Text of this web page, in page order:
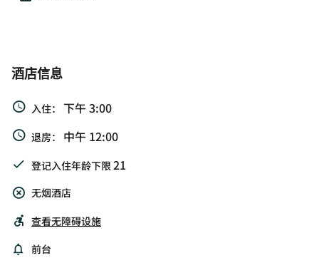
酒店信息
入住： 下午 3:00
退房： 中午 12:00
登记入住年龄下限 21
无烟酒店
查看无障碍设施
前台